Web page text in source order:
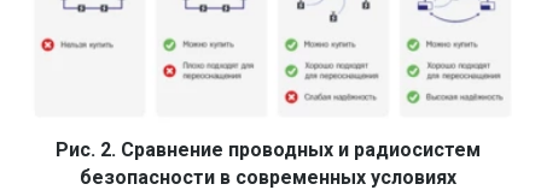
Рис. 2. Сравнение проводных и радиосистем
безопасности в современных условиях